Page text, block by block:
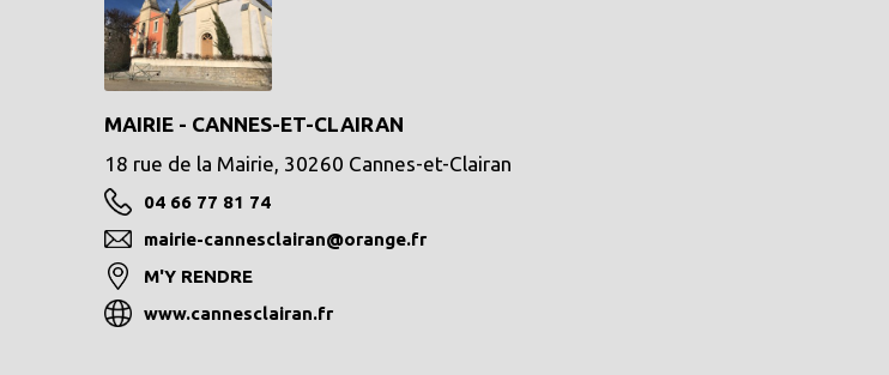
MAIRIE - CANNES-ET-CLAIRAN
18 rue de la Mairie, 30260 Cannes-et-Clairan
04 66 77 81 74
mairie-cannesclairan@orange.fr
M'Y RENDRE
www.cannesclairan.fr